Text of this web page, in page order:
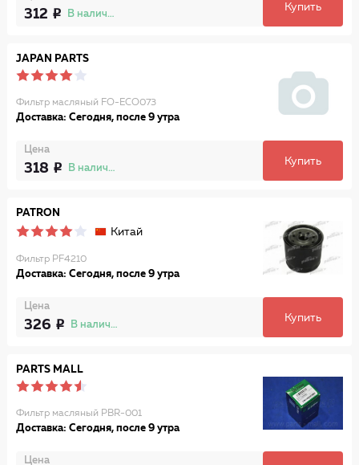
312 В наличии
Купить
JAPAN PARTS
Фильтр масляный FO-ECO073
Доставка: Сегодня, после 9 утра
Цена
318 В наличии
Купить
PATRON
Китай
Фильтр PF4210
Доставка: Сегодня, после 9 утра
Цена
326 В наличии
Купить
PARTS MALL
Фильтр масляный PBR-001
Доставка: Сегодня, после 9 утра
Цена